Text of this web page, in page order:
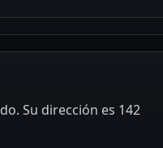
Su dirección es 142